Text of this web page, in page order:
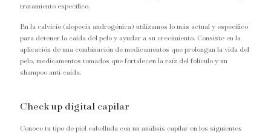
tratamiento específico.
En la calvicie (alopecia androgénica) utilizamos lo más actual y específico
para detener la caída del pelo y ayudar a su crecimiento. Consiste en la
aplicación de una combinación de medicamentos que prolongan la vida del
pelo, medicamentos tomados que fortalecen la raíz del folículo y un
shampoo anti-caída.
Check up digital capilar
Conoce tu tipo de piel cabelluda con un análisis capilar en los siguientes